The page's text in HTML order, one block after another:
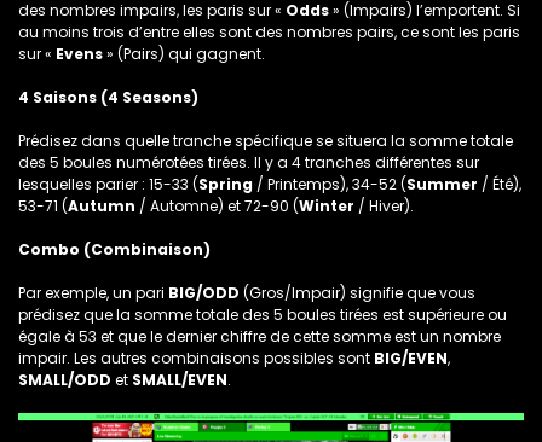
des nombres impairs, les paris sur « Odds» (Impairs) l’emportent. Si
au moins trois d’entre elles sont des nombres pairs, ce sont les paris
sur « Evens» (Pairs) qui gagnent.
4 Saisons (4 Seasons)
Prédisez dans quelle tranche spécifique se situera la somme totale
des 5 boules numérotées tirées. Il y a 4 tranches différentes sur
lesquelles parier : 15-33 (Spring / Printemps), 34-52 (Summer / Été),
53-71 (Autumn / Automne) et 72-90 (Winter / Hiver).
Combo (Combinaison)
Par exemple, un pari BIG/ODD (Gros/Impair) signifie que vous
prédisez que la somme totale des 5 boules tirées est supérieure ou
égale à 53 et que le dernier chiffre de cette somme est un nombre
impair. Les autres combinaisons possibles sont BIG/EVEN,
SMALL/ODD et SMALL/EVEN.